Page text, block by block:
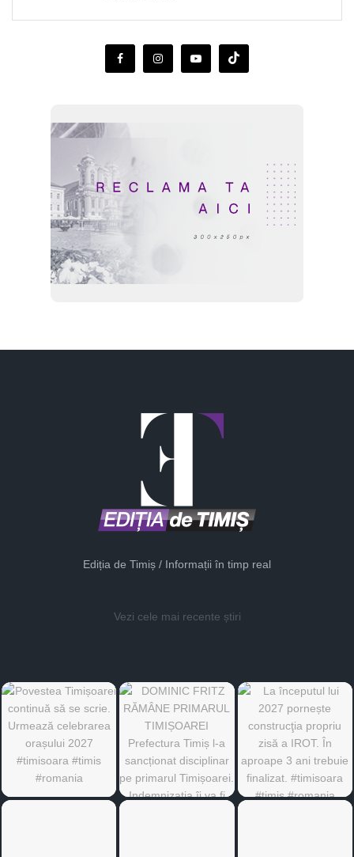
Ediția de Timiș / Informații în timp real
Vezi cele mai recente știri